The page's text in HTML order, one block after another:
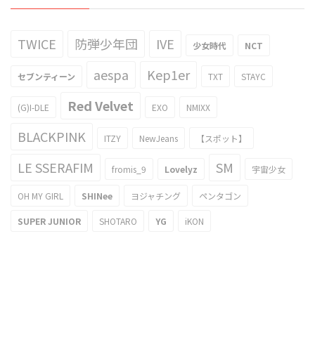
TWICE 防弾少年団 IVE 少女時代 NCT
セブンティーン aespa Kep1er TXT STAYC
(G)I-DLE Red Velvet EXO NMIXX
BLACKPINK ITZY NewJeans 【スポット】
LE SSERAFIM fromis_9 Lovelyz SM 宇宙少女
OH MY GIRL SHINee ヨジャチング ペンタゴン
SUPER JUNIOR SHOTARO YG iKON